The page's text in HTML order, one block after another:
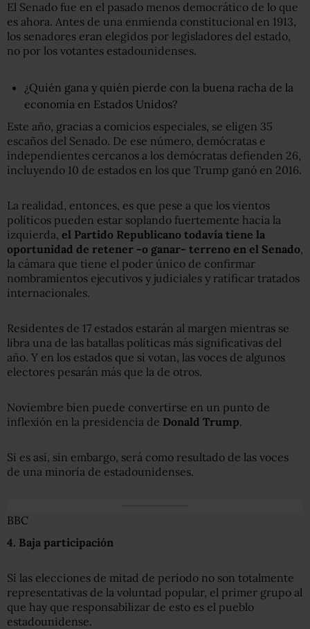
El Senado fue en el pasado menos democrático de lo que
es ahora. Antes de una enmienda constitucional en 1913,
los senadores eran elegidos por legisladores del estado,
no por los votantes estadounidenses.
¿Quién gana y quién pierde con la buena racha de la
economía en Estados Unidos?
Este año, gracias a comicios especiales, se eligen 35
escaños del Senado. De ese número, demócratas e
independientes cercanos a los demócratas defienden 26,
incluyendo 10 de estados en los que Trump ganó en 2016.
La realidad, entonces, es que pese a que los vientos
políticos pueden estar soplando fuertemente hacia la
izquierda, el Partido Republicano todavía tiene la
oportunidad de retener -o ganar- terreno en el Senado,
la cámara que tiene el poder único de confirmar
nombramientos ejecutivos y judiciales y ratificar tratados
internacionales.
Residentes de 17 estados estarán al margen mientras se
libra una de las batallas políticas más significativas del
año. Y en los estados que sí votan, las voces de algunos
electores pesarán más que la de otros.
Noviembre bien puede convertirse en un punto de
inflexión en la presidencia de Donald Trump.
Si es así, sin embargo, será como resultado de las voces
de una minoría de estadounidenses.
BBC
4. Baja participación
Si las elecciones de mitad de período no son totalmente
representativas de la voluntad popular, el primer grupo al
que hay que responsabilizar de esto es el pueblo
estadounidense.